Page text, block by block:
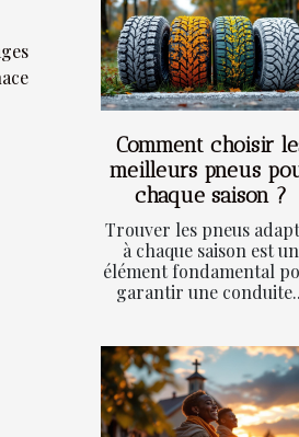
Comment choisir
meilleurs pneus
chaque saison ?
Trouver les pneus
à chaque saison est un
élément fondamental
garantir une